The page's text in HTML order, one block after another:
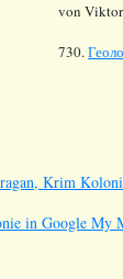
von Viktor
730.
Krim
in Google My